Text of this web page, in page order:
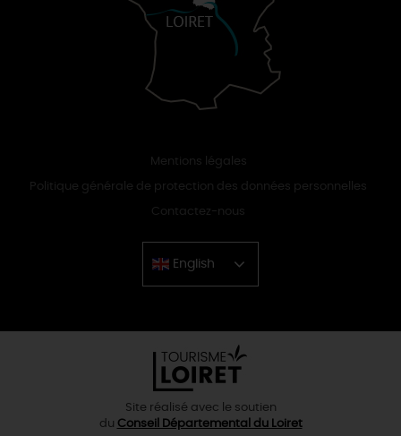
Mentions légales
Politique générale de protection des données personnelles
Contactez-nous
English
Chinese
Site réalisé avec le soutien
du Conseil Départemental du Loiret